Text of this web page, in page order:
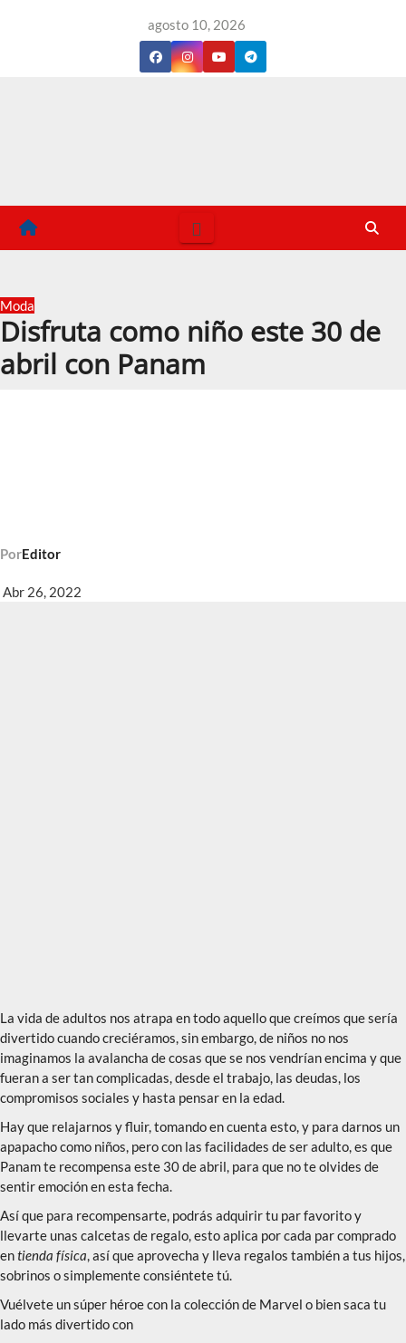
agosto 10, 2026
Moda
Disfruta como niño este 30 de
abril con Panam
PorEditor
Abr 26, 2022
La vida de adultos nos atrapa en todo aquello que creímos que sería
divertido cuando creciéramos, sin embargo, de niños no nos
imaginamos la avalancha de cosas que se nos vendrían encima y que
fueran a ser tan complicadas, desde el trabajo, las deudas, los
compromisos sociales y hasta pensar en la edad.
Hay que relajarnos y fluir, tomando en cuenta esto, y para darnos un
apapacho como niños, pero con las facilidades de ser adulto, es que
Panam te recompensa este 30 de abril, para que no te olvides de
sentir emoción en esta fecha.
Así que para recompensarte, podrás adquirir tu par favorito y
llevarte unas calcetas de regalo, esto aplica por cada par comprado
entienda física, así que aprovecha y lleva regalos también a tus hijos,
sobrinos o simplemente consiéntete tú.
Vuélvete un súper héroe con la colección de Marvel o bien saca tu
lado más divertido con